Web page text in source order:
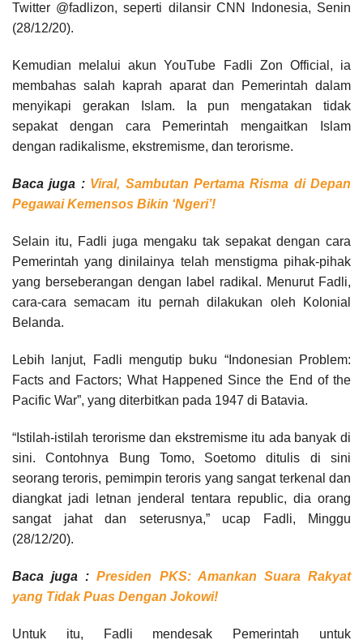
Twitter @fadlizon, seperti dilansir CNN Indonesia, Senin
(28/12/20).
Kemudian melalui akun YouTube Fadli Zon Official, ia
membahas salah kaprah aparat dan Pemerintah dalam
menyikapi gerakan Islam. Ia pun mengatakan tidak
sepakat dengan cara Pemerintah mengaitkan Islam
dengan radikalisme, ekstremisme, dan terorisme.
Baca juga : Viral, Sambutan Pertama Risma di Depan
Pegawai Kemensos Bikin ‘Ngeri’!
Selain itu, Fadli juga mengaku tak sepakat dengan cara
Pemerintah yang dinilainya telah menstigma pihak-pihak
yang berseberangan dengan label radikal. Menurut Fadli,
cara-cara semacam itu pernah dilakukan oleh Kolonial
Belanda.
Lebih lanjut, Fadli mengutip buku “Indonesian Problem:
Facts and Factors; What Happened Since the End of the
Pacific War”, yang diterbitkan pada 1947 di Batavia.
“Istilah-istilah terorisme dan ekstremisme itu ada banyak di
sini. Contohnya Bung Tomo, Soetomo ditulis di sini
seorang teroris, pemimpin teroris yang sangat terkenal dan
diangkat jadi letnan jenderal tentara republic, dia orang
sangat jahat dan seterusnya,” ucap Fadli, Minggu
(28/12/20).
Baca juga :Presiden PKS: Amankan Suara Rakyat
yang Tidak Puas Dengan Jokowi!
Untuk itu, Fadli mendesak Pemerintah untuk